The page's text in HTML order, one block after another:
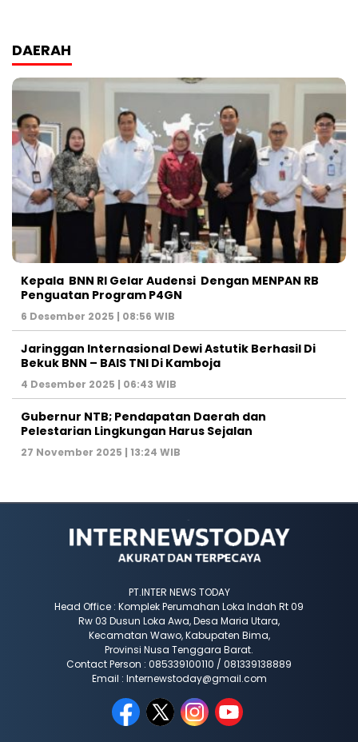
DAERAH
Kepala BNN RI Gelar Audensi Dengan MENPAN RB
Penguatan Program P4GN
6 Desember 2025 | 08:56 WIB
Jaringgan Internasional Dewi Astutik Berhasil Di
Bekuk BNN – BAIS TNI Di Kamboja
4 Desember 2025 | 06:43 WIB
Gubernur NTB; Pendapatan Daerah dan
Pelestarian Lingkungan Harus Sejalan
27 November 2025 | 13:24 WIB
PT.INTER NEWS TODAY
Head Office : Komplek Perumahan Loka Indah Rt 09
Rw 03 Dusun Loka Awa, Desa Maria Utara,
Kecamatan Wawo, Kabupaten Bima,
Provinsi Nusa Tenggara Barat.
Contact Person : 085339100110 / 081339138889
Email : Internewstoday@gmail.com